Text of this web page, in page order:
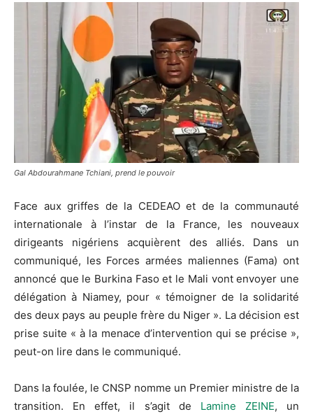
Gal Abdourahmane Tchiani, prend le pouvoir
Face aux griffes de la CEDEAO et de la communauté
internationale à l’instar de la France, les nouveaux
dirigeants nigériens acquièrent des alliés. Dans un
communiqué, les Forces armées maliennes (Fama) ont
annoncé que le Burkina Faso et le Mali vont envoyer une
délégation à Niamey, pour « témoigner de la solidarité
des deux pays au peuple frère du Niger ». La décision est
prise suite « à la menace d’intervention qui se précise »,
peut-on lire dans le communiqué.
Dans la foulée, le CNSP nomme un Premier ministre de la
transition. En effet, il s’agit de Lamine ZEINE, un